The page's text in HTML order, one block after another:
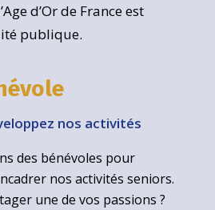
d’Or de France est
publique.
nos activités
des bénévoles pour
nos activités seniors.
une de vos passions ?